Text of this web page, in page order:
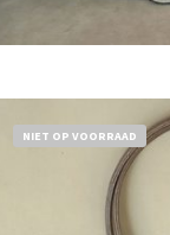
NIET OP VOORRAAD